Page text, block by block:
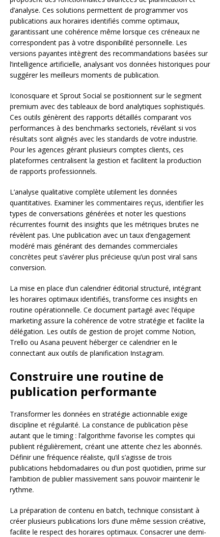
d’analyse. Ces solutions permettent de programmer vos
publications aux horaires identifiés comme optimaux,
garantissant une cohérence même lorsque ces créneaux ne
correspondent pas à votre disponibilité personnelle. Les
versions payantes intègrent des recommandations basées sur
l’intelligence artificielle, analysant vos données historiques pour
suggérer les meilleurs moments de publication.
Iconosquare et Sprout Social se positionnent sur le segment
premium avec des tableaux de bord analytiques sophistiqués.
Ces outils génèrent des rapports détaillés comparant vos
performances à des benchmarks sectoriels, révélant si vos
résultats sont alignés avec les standards de votre industrie.
Pour les agences gérant plusieurs comptes clients, ces
plateformes centralisent la gestion et facilitent la production
de rapports professionnels.
L’analyse qualitative complète utilement les données
quantitatives. Examiner les commentaires reçus, identifier les
types de conversations générées et noter les questions
récurrentes fournit des insights que les métriques brutes ne
révèlent pas. Une publication avec un taux d’engagement
modéré mais générant des demandes commerciales
concrètes peut s’avérer plus précieuse qu’un post viral sans
conversion.
La mise en place d’un calendrier éditorial structuré, intégrant
les horaires optimaux identifiés, transforme ces insights en
routine opérationnelle. Ce document partagé avec l’équipe
marketing assure la cohérence de votre stratégie et facilite la
délégation. Les outils de gestion de projet comme Notion,
Trello ou Asana peuvent héberger ce calendrier en le
connectant aux outils de planification Instagram.
Construire une routine de
publication performante
Transformer les données en stratégie actionnable exige
discipline et régularité. La constance de publication pèse
autant que le timing : l’algorithme favorise les comptes qui
publient régulièrement, créant une attente chez les abonnés.
Définir une fréquence réaliste, qu’il s’agisse de trois
publications hebdomadaires ou d’un post quotidien, prime sur
l’ambition de publier massivement sans pouvoir maintenir le
rythme.
La préparation de contenu en batch, technique consistant à
créer plusieurs publications lors d’une même session créative,
facilite le respect des horaires optimaux. Consacrer une demi-